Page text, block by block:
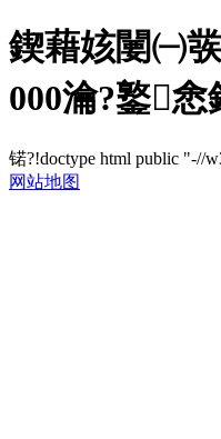
鍥藉姟闄㈠
000瀹?鐜
锘?!doctype html public "-//
网站地图